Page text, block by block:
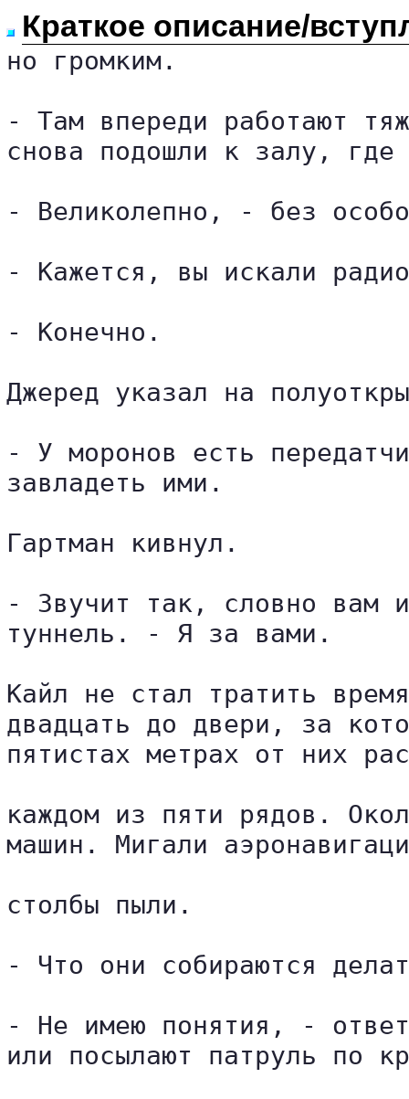
Краткое описание/
но громким.
- Там впереди работают
снова подошли к залу, где
- Великолепно, - без
- Кажется, вы искали
- Конечно.
Джеред указал на
- У моронов есть
завладеть ими.
Гартман кивнул.
- Звучит так, словно вам
туннель. - Я за вами.
Кайл не стал тратить
двадцать до двери, за
пятистах метрах от них
каждом из пяти рядов.
машин. Мигали
столбы пыли.
- Что они собираются
- Не имею понятия, -
или посылают патруль по